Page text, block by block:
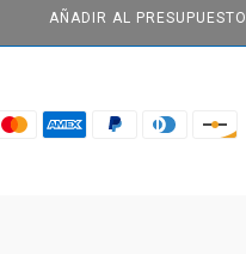
AÑADIR AL PRESUPUESTO